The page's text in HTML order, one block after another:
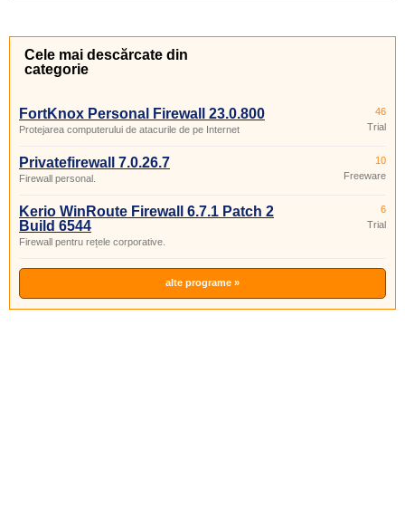
Cele mai descărcate din
categorie
FortKnox Personal Firewall 23.0.800
Protejarea computerului de atacurile de pe Internet
46
Trial
Privatefirewall 7.0.26.7
Firewall personal.
10
Freeware
Kerio WinRoute Firewall 6.7.1 Patch 2
Build 6544
Firewall pentru rețele corporative.
6
Trial
alte programe »